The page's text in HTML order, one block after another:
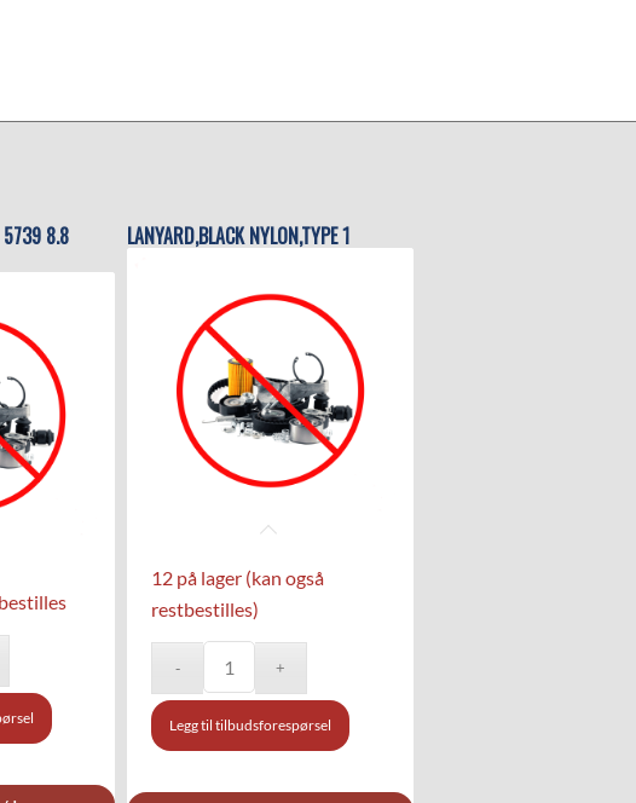
5739 8.8
LANYARD,BLACK NYLON,TYPE 1
12 på lager (kan også
restbestilles)
Legg til tilbudsforespørsel